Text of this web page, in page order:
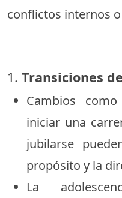
conflictos internos
1. Transiciones
Cambios
iniciar una
jubilarse
propósito y la
La